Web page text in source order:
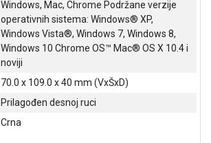
Windows, Mac, Chrome Podržane verzije
operativnih sistema: Windows® XP,
Windows Vista®, Windows 7, Windows 8,
Windows 10 Chrome OS™ Mac® OS X 10.4 i
noviji
70.0 x 109.0 x 40 mm (VxŠxD)
Prilagođen desnoj ruci
Crna